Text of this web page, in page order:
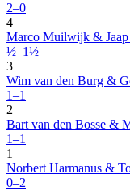
2–0
4
Marco Muilwijk & Jaap
½–1½
3
Wim van den Burg &
1–1
2
Bart van den Bosse &
1–1
1
Norbert Harmanus &
0–2